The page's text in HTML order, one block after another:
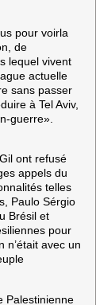
pour voirla
de
lequel vivent
actuelle
sans passer
à Tel Aviv,
guerre».
ont refusé
appels du
telles
Paulo Sérgio
Brésil et
pour
n’était avec un
Palestinienne